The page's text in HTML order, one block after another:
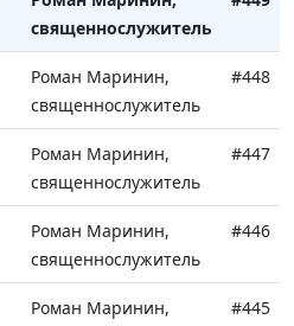
священнослужитель
Роман Маринин,
священнослужитель
#448
Роман Маринин,
священнослужитель
#447
Роман Маринин,
священнослужитель
#446
Роман Маринин,
#445